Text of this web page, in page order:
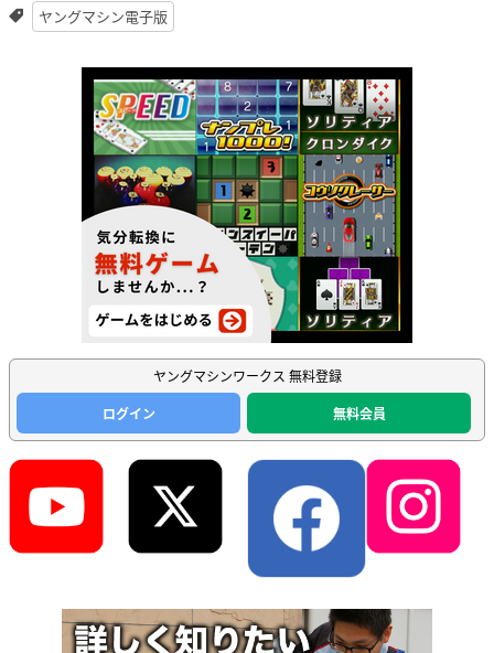
ヤングマシン電子版
ヤングマシンワークス 無料登録
ログイン
無料会員